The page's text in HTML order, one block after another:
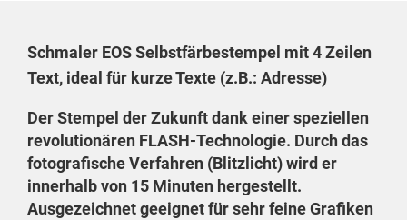
Schmaler EOS Selbstfärbestempel mit 4 Zeilen
Text, ideal für kurze Texte (z.B.: Adresse)
Der Stempel der Zukunftdank einer speziellen
revolutionären FLASH-Technologie. Durch das
fotografische Verfahren (Blitzlicht) wird er
innerhalb von 15 Minuten hergestellt.
Ausgezeichnet geeignet fürsehr feine Grafiken